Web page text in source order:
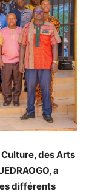
des Arts
a
différents